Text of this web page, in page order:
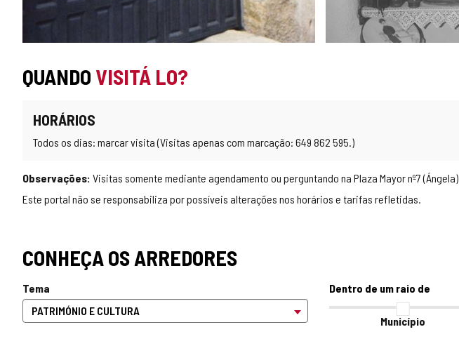
QUANDO VISITÁ LO?
HORÁRIOS
Todos os dias: marcar visita (Visitas apenas com marcação: 649 862 595.)
Observações: Visitas somente mediante agendamento ou perguntando na Plaza Mayor nº7 (Ángela)
Este portal não se responsabiliza por possíveis alterações nos horários e tarifas refletidas.
CONHEÇA OS ARREDORES
Tema Dentro de um raio de
Município